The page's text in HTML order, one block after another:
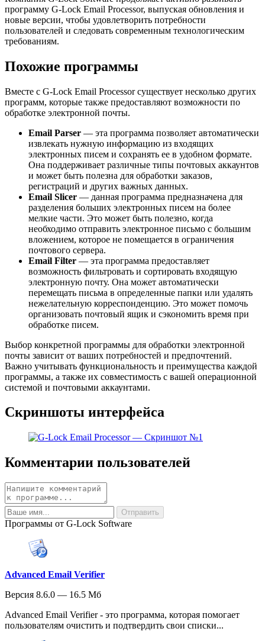
программу G-Lock Email Processor, выпуская обновления и
новые версии, чтобы удовлетворить потребности
пользователей и следовать современным технологическим
требованиям.
Похожие программы
Вместе с G-Lock Email Processor существует несколько других
программ, которые также предоставляют возможности по
обработке электронной почты.
Email Parser — эта программа позволяет автоматически
извлекать нужную информацию из входящих
электронных писем и сохранять ее в удобном формате.
Она поддерживает различные типы почтовых аккаунтов
и может быть полезна для обработки заказов,
регистраций и других важных данных.
Email Slicer — данная программа предназначена для
разделения больших электронных писем на более
мелкие части. Это может быть полезно, когда
необходимо отправить электронное письмо с большим
вложением, которое не помещается в ограничения
почтового сервера.
Email Filter — эта программа предоставляет
возможность фильтровать и сортировать входящую
электронную почту. Она может автоматически
перемещать письма в определенные папки или удалять
нежелательную корреспонденцию. Это может помочь
организовать почтовый ящик и сэкономить время при
обработке писем.
Выбор конкретной программы для обработки электронной
почты зависит от ваших потребностей и предпочтений.
Важно учитывать функциональность и преимущества каждой
программы, а также их совместимость с вашей операционной
системой и почтовыми аккаунтами.
Скриншоты интерфейса
Комментарии пользователей
Программы от G-Lock Software
Advanced Email Verifier
Версия 8.6.0 — 16.5 Мб
Advanced Email Verifier - это программа, которая помогает
пользователям очистить и подтвердить свои списки...